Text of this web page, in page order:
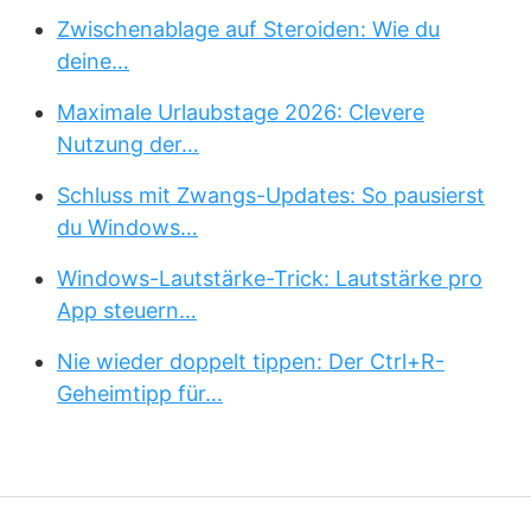
Zwischenablage auf Steroiden: Wie du
deine…
Maximale Urlaubstage 2026: Clevere
Nutzung der…
Schluss mit Zwangs-Updates: So pausierst
du Windows…
Windows-Lautstärke-Trick: Lautstärke pro
App steuern…
Nie wieder doppelt tippen: Der Ctrl+R-
Geheimtipp für…